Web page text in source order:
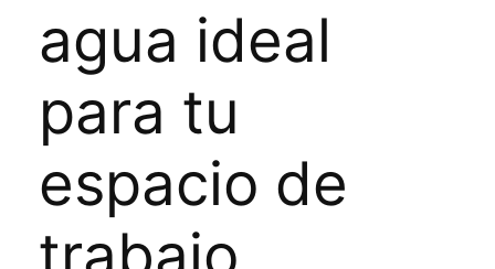
agua ideal
para tu
espacio de